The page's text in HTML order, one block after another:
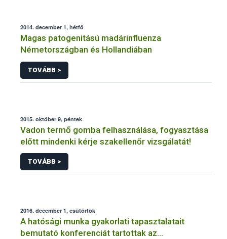
2014. december 1, hétfő
Magas patogenitású madárinfluenza
Németországban és Hollandiában
TOVÁBB >
2015. október 9, péntek
Vadon termő gomba felhasználása, fogyasztása
előtt mindenki kérje szakellenőr vizsgálatát!
TOVÁBB >
2016. december 1, csütörtök
A hatósági munka gyakorlati tapasztalatait
bemutató konferenciát tartottak az